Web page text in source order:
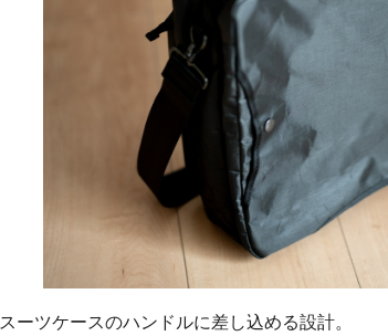
スーツケースのハンドルに差し込める設計。